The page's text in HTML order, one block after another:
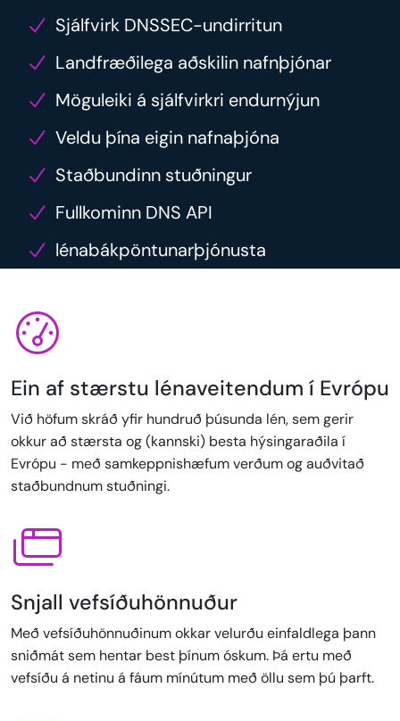
Sjálfvirk DNSSEC-undirritun
Landfræðilega aðskilin nafnþjónar
Möguleiki á sjálfvirkri endurnýjun
Veldu þína eigin nafnaþjóna
Staðbundinn stuðningur
Fullkominn DNS API
lénabákpöntunarþjónusta
Ein af stærstu lénaveitendum í Evrópu
Við höfum skráð yfir hundruð þúsunda lén, sem gerir
okkur að stærsta og (kannski) besta hýsingaraðila í
Evrópu - með samkeppnishæfum verðum og auðvitað
staðbundnum stuðningi.
Snjall vefsíðuhönnuður
Með vefsíðuhönnuðinum okkar velurðu einfaldlega þann
sniðmát sem hentar best þínum óskum. Þá ertu með
vefsíðu á netinu á fáum mínútum með öllu sem þú þarft.